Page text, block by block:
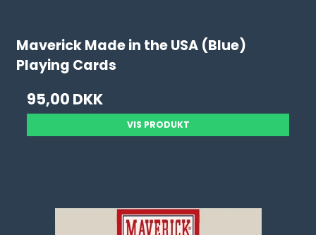
Maverick Made in the USA (Blue)
Playing Cards
95,00 DKK
VIS PRODUKT